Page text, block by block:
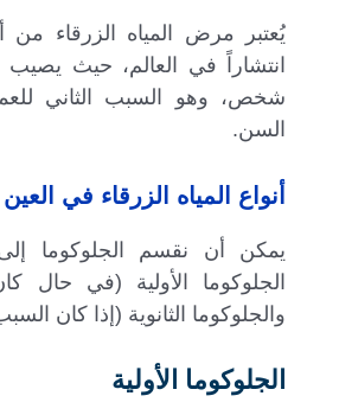
يُعتبر مرض المياه الزرقاء من
شخص، وهو السبب الثاني
السن.
أنواع المياه الزرقاء في
يمكن أن نقسم الجلوكوما
الجلوكوما الأولية (في حال
والجلوكوما الثانوية (إذا كان
الجلوكوما الأولية